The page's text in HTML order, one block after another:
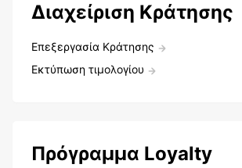
Διαχείριση Κράτησης
Επεξεργασία Κράτησης
Εκτύπωση τιμολογίου
Πρόγραμμα Loyalty